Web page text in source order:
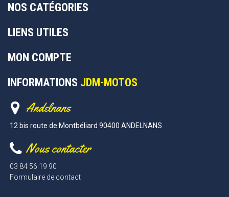
NOS CATÉGORIES
LIENS UTILES
MON COMPTE
INFORMATIONS JDM-MOTOS
Andelnans
12 bis route de Montbéliard 90400 ANDELNANS
Nous contacter
03 84 56 19 90
Formulaire de contact